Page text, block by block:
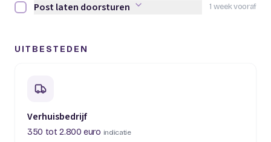
1 week vooraf
Post laten doorsturen afvinken
Post laten doorsturen
UITBESTEDEN
Verhuisbedrijf
350 tot 2.800 euro indicatie